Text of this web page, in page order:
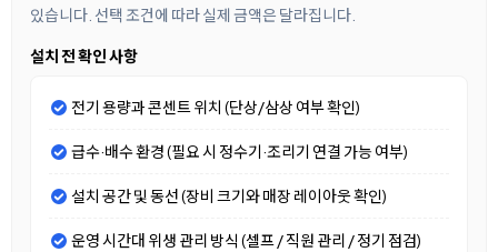
있습니다. 선택 조건에 따라 실제 금액은 달라집니다.
설치 전 확인 사항
전기 용량과 콘센트 위치 (단상/삼상 여부 확인)
급수·배수 환경 (필요 시 정수기·조리기 연결 가능 여부)
설치 공간 및 동선 (장비 크기와 매장 레이아웃 확인)
운영 시간대 위생 관리 방식 (셀프 / 직원 관리 / 정기 점검)